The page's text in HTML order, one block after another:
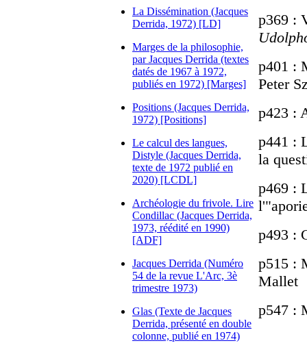
La Dissémination (Jacques
Derrida, 1972) [LD]
Marges de la philosophie,
par Jacques Derrida (textes
datés de 1967 à 1972,
publiés en 1972) [Marges]
Positions (Jacques Derrida,
1972) [Positions]
Le calcul des langues,
Distyle (Jacques Derrida,
texte de 1972 publié en
2020) [LCDL]
Archéologie du frivole. Lire
Condillac (Jacques Derrida,
1973, réédité en 1990)
[ADF]
Jacques Derrida (Numéro
54 de la revue L'Arc, 3è
trimestre 1973)
Glas (Texte de Jacques
Derrida, présenté en double
colonne, publié en 1974)
p369 :
p401 :
Peter
p423 :
p441 :
la
p469 :
p493 :
p515 :
Mallet
p547 :